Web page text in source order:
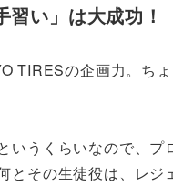
い」は大成功！
TIRESの企画力。ち
いうくらいなので、
とその生徒役は、レ